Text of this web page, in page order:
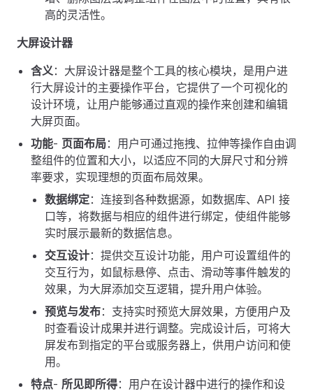
高的灵活性。
大屏设计器
含义 ：大屏设计器是整个工具的核心模块，是用户进
行大屏设计的主要操作平台，它提供了一个可视化的
设计环境，让用户能够通过直观的操作来创建和编辑
大屏页面。
功能- 页面布局：用户可通过拖拽、拉伸等操作自由调
整组件的位置和大小，以适应不同的大屏尺寸和分辨
率要求，实现理想的页面布局效果。
数据绑定：连接到各种数据源，如数据库、API 接
口等，将数据与相应的组件进行绑定，使组件能够
实时展示最新的数据信息。
交互设计：提供交互设计功能，用户可设置组件的
交互行为，如鼠标悬停、点击、滑动等事件触发的
效果，为大屏添加交互逻辑，提升用户体验。
预览与发布：支持实时预览大屏效果，方便用户及
时查看设计成果并进行调整。完成设计后，可将大
屏发布到指定的平台或服务器上，供用户访问和使
用。
特点- 所见即所得：用户在设计器中进行的操作和设